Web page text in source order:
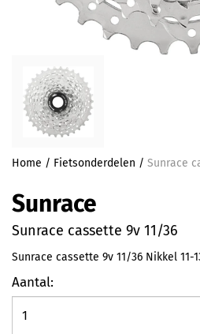
Home / Fietsonderdelen / Sunrace
Sunrace
Sunrace cassette 9v 11/36
Sunrace cassette 9v 11/36 Nikkel 11-
Aantal: